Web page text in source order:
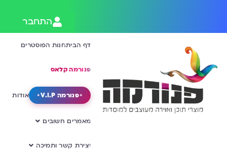
התחבר
דף הביתחנות הפוסטרים
פנורמה קלאס
פנורמה V.I.P אודות
מאמרים חשובים
יצירת קשר ותמיכה